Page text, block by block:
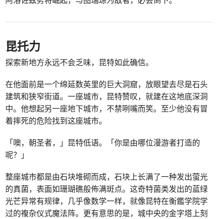
昆托力
探索新地方永远不会乏味，昆特如此确信。
在他面前是一个绵延数英里的巨大洞窟，放眼望去尽是石头
建筑和狭窄街道。一座城市，昆特赞叹，就建在这地底深洞
中。他想起另一座地下城市，不禁咧嘴而笑。至少他没有冒
着摔死的危险找到这座城市。
「噢，朝圣者，」昆特低语。「你是由哪位漫游者打造的
呢？」
整座城市都是由石块堆砌而成，石块上长满了一种发出萤光
的真菌，表面如珊瑚礁般佈满斑点。这奇特菌类发出的蓝绿
光芒异常有规律，几乎像数学一样，就像昆特在衡鑑学院学
过的複杂仪式魔法阵。更有意思的是，城中央的金字塔上刻